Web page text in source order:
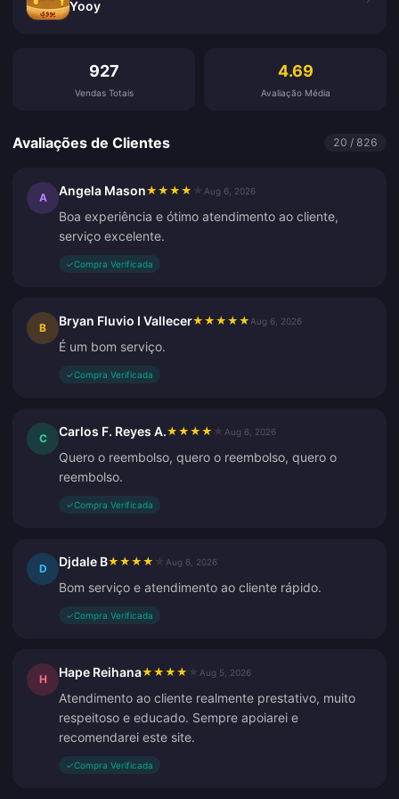
Yooy
927
Vendas Totais
4.69
Avaliação Média
Avaliações de Clientes 20 / 826
A Angela Mason★ ★ ★ ★ Aug 6, 2026
Boa experiência e ótimo atendimento ao cliente,
serviço excelente.
✓Compra Verificada
B Bryan Fluvio I Vallecer★ ★ ★ ★ ★ Aug 6, 2026
É um bom serviço.
✓Compra Verificada
C Carlos F. Reyes A.★ ★ ★ ★ Aug 6, 2026
Quero o reembolso, quero o reembolso, quero o
reembolso.
✓Compra Verificada
D Djdale B★ ★ ★ ★ Aug 6, 2026
Bom serviço e atendimento ao cliente rápido.
✓Compra Verificada
H Hape Reihana★ ★ ★ ★ Aug 5, 2026
Atendimento ao cliente realmente prestativo, muito
respeitoso e educado. Sempre apoiarei e
recomendarei este site.
✓Compra Verificada